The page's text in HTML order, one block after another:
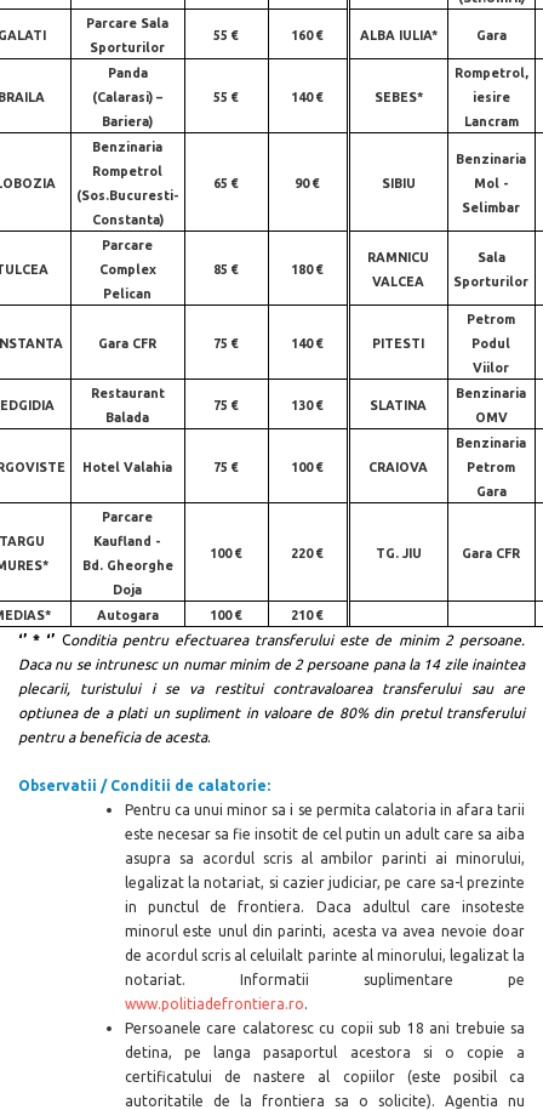
Parcare Sala
Sporturilor
55 € 160 € ALBA IULIA* Gara
Panda
(Calarasi) –
Bariera)
55 € 140 € SEBES*
Rompetrol,
iesire
Lancram
Benzinaria
Rompetrol
(Sos.Bucuresti-
Constanta)
65 € 90 € SIBIU
Benzinaria
Mol -
Selimbar
Parcare
Complex
Pelican
85 € 180 €
RAMNICU
VALCEA
Sala
Sporturilor
Gara CFR 75 € 140 € PITESTI
Petrom
Podul
Viilor
Restaurant
Balada
75 € 130 € SLATINA
Benzinaria
OMV
Hotel Valahia 75 € 100 € CRAIOVA
Benzinaria
Petrom
Gara
Parcare
Kaufland -
Bd. Gheorghe
Doja
100 € 220 € TG. JIU Gara CFR
Autogara 100 € 210 €
‘’ * ‘’ Conditia pentru efectuarea transferului este de minim 2 persoane.
Daca nu se intrunesc un numar minim de 2 persoane pana la 14 zile inaintea
plecarii, turistului i se va restitui contravaloarea transferului sau are
optiunea de a plati un supliment in valoare de 80% din pretul transferului
pentru a beneficia de acesta.
Observatii / Conditii de calatorie:
Pentru ca unui minor sa i se permita calatoria in afara tarii
este necesar sa fie insotit de cel putin un adult care sa aiba
asupra sa acordul scris al ambilor parinti ai minorului,
legalizat la notariat, si cazier judiciar, pe care sa-l prezinte
in punctul de
frontiera. Daca adultul care insoteste
minorul este unul din parinti, acesta va avea nevoie doar
de acordul scris al celuilalt parinte al minorului, legalizat la
notariat. Informatii suplimentare pe
www.politiadefrontiera.ro.
Persoanele care calatoresc cu copii sub 18 ani trebuie sa
detina, pe langa pasaportul acestora si o copie a
certificatului de nastere al copiilor (este posibil ca
autoritatile de la frontiera sa o solicite). Agentia nu